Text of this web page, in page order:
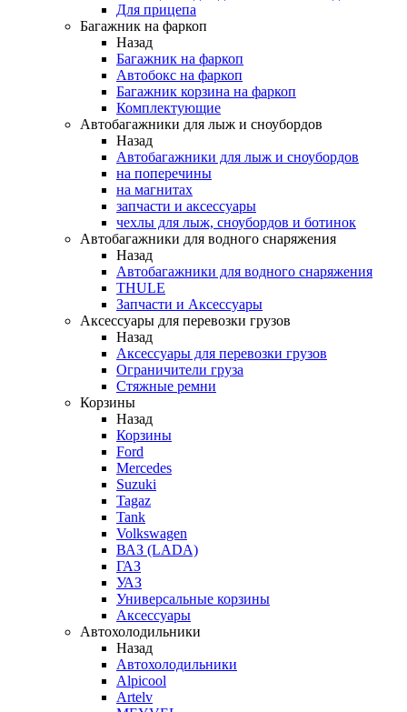
Для прицепа
Багажник на фаркоп
Назад
Багажник на фаркоп
Автобокс на фаркоп
Багажник корзина на фаркоп
Комплектующие
Автобагажники для лыж и сноубордов
Назад
Автобагажники для лыж и сноубордов
на поперечины
на магнитах
запчасти и аксессуары
чехлы для лыж, сноубордов и ботинок
Автобагажники для водного снаряжения
Назад
Автобагажники для водного снаряжения
THULE
Запчасти и Аксессуары
Аксессуары для перевозки грузов
Назад
Аксессуары для перевозки грузов
Ограничители груза
Стяжные ремни
Корзины
Назад
Корзины
Ford
Mercedes
Suzuki
Tagaz
Tank
Volkswagen
ВАЗ (LADA)
ГАЗ
УАЗ
Универсальные корзины
Аксессуары
Автохолодильники
Назад
Автохолодильники
Alpicool
Artelv